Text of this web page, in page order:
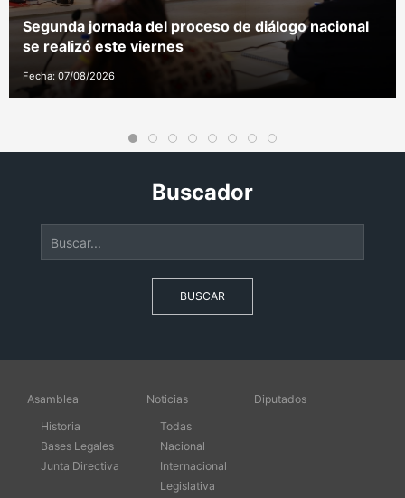
Segunda jornada del proceso de diálogo nacional
se realizó este viernes
Fecha: 07/08/2026
Buscador
BUSCAR
Asamblea
Historia
Bases Legales
Junta Directiva
Noticias
Todas
Nacional
Internacional
Legislativa
Diputados